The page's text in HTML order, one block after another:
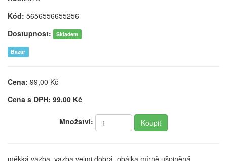
Kód: 5656556655256
Dostupnost:
Skladem
Bazar
Cena: 99,00 Kč
Cena s DPH: 99,00 Kč
Množství: